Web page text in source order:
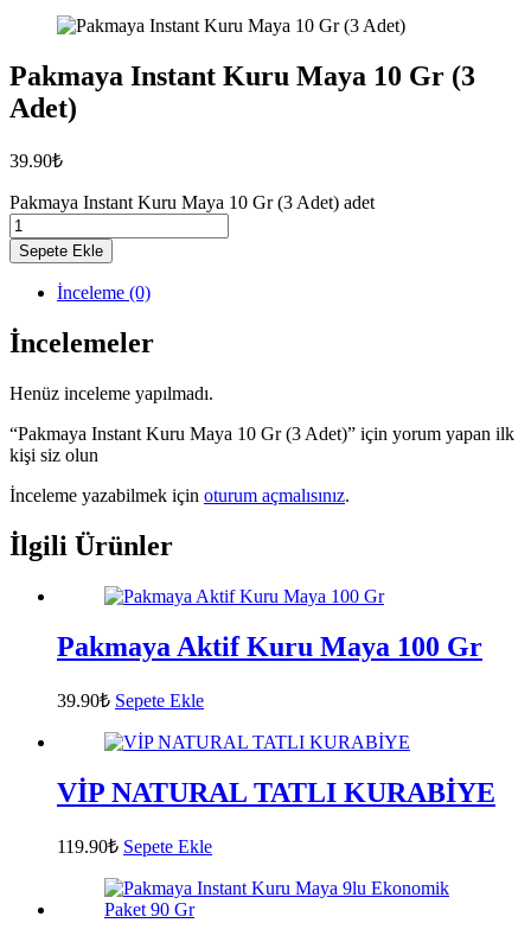
Pakmaya Instant Kuru Maya 10 Gr (3
Adet)
39.90₺
Pakmaya Instant Kuru Maya 10 Gr (3 Adet) adet
Sepete Ekle
İnceleme (0)
İncelemeler
Henüz inceleme yapılmadı.
“Pakmaya Instant Kuru Maya 10 Gr (3 Adet)” için yorum yapan ilk
kişi siz olun
İnceleme yazabilmek için oturum açmalısınız.
İlgili Ürünler
Pakmaya Aktif Kuru Maya 100 Gr
39.90₺ Sepete Ekle
VİP NATURAL TATLI KURABİYE
119.90₺ Sepete Ekle